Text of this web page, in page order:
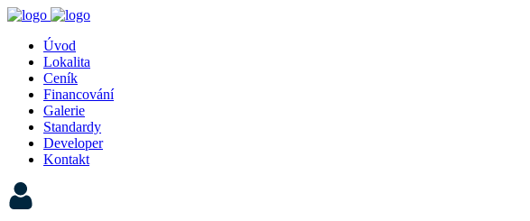
Úvod
Lokalita
Ceník
Financování
Galerie
Standardy
Developer
Kontakt